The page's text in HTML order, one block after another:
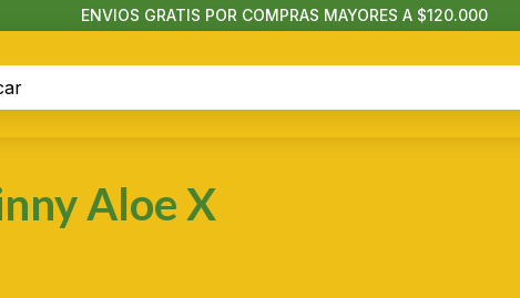
ENVIOS GRATIS POR COMPRAS MAYORES A $120.000
Aloe X